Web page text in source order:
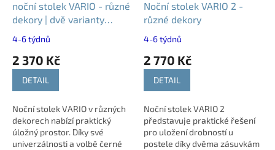
noční stolek VARIO - různé
dekory | dvě varianty
4-6 týdnů
2 370 Kč
DETAIL
Noční stolek VARIO v různých
dekorech nabízí praktický
úložný prostor. Díky své
univerzálnosti a volbě černé
Noční stolek VARIO 2 -
různé dekory
4-6 týdnů
2 770 Kč
DETAIL
Noční stolek VARIO 2
představuje praktické řešení
pro uložení drobností u
postele díky dvěma zásuvkám